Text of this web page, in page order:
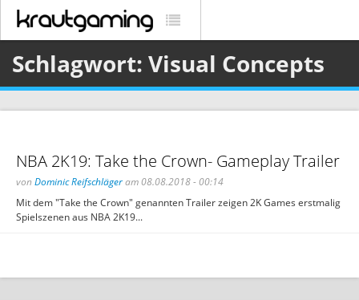
Schlagwort: Visual Concepts
NBA 2K19: Take the Crown- Gameplay Trailer
von Dominic Reifschlägeram 08.08.2018 - 00:14
Mit dem "Take the Crown" genannten Trailer zeigen 2K Games erstmalig
Spielszenen aus NBA 2K19...